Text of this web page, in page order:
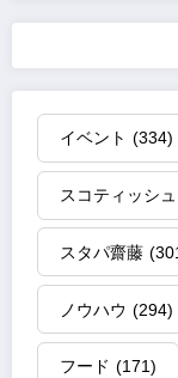
イベント (334)
スコティッシ
スタパ齋藤
ノウハウ (294)
フード (171)